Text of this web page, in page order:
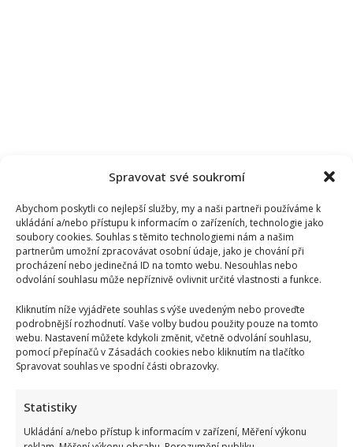
Spravovat své soukromí
Abychom poskytli co nejlepší služby, my a naši partneři používáme k
ukládání a/nebo přístupu k informacím o zařízeních, technologie jako
soubory cookies. Souhlas s těmito technologiemi nám a našim
partnerům umožní zpracovávat osobní údaje, jako je chování při
procházení nebo jedinečná ID na tomto webu. Nesouhlas nebo
odvolání souhlasu může nepříznivě ovlivnit určité vlastnosti a funkce.
Kliknutím níže vyjádřete souhlas s výše uvedeným nebo proveďte
podrobnější rozhodnutí. Vaše volby budou použity pouze na tomto
webu. Nastavení můžete kdykoli změnit, včetně odvolání souhlasu,
pomocí přepínačů v Zásadách cookies nebo kliknutím na tlačítko
Spravovat souhlas ve spodní části obrazovky.
Statistiky
Ukládání a/nebo přístup k informacím v zařízení, Měření výkonu